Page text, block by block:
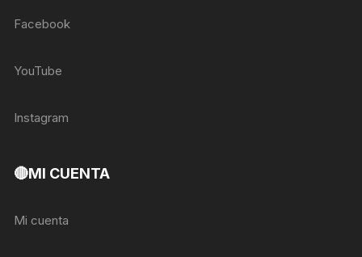
Facebook
YouTube
Instagram
🔴MI CUENTA
Mi cuenta